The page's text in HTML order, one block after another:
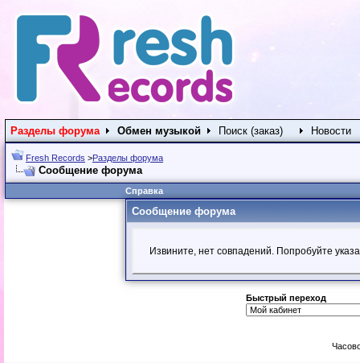
Разделы форума Обмен музыкой Поиск (заказ) Новости
Fresh Records >Разделы форума
Сообщение форума
Справка
Сообщение форума
Извините, нет совпадений. Попробуйте
Быстрый переход